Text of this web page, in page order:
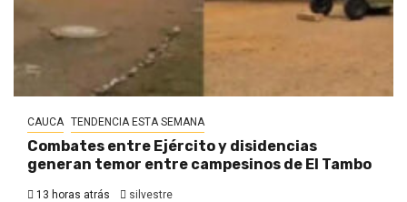
CAUCA TENDENCIA ESTA SEMANA
Combates entre Ejército y disidencias
generan temor entre campesinos de El Tambo
13 horas atrás silvestre